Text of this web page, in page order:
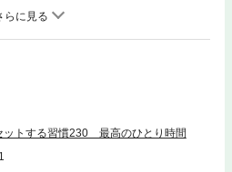
の機能が使用できません。家時間が楽し
ない食べ方5つのルール心と体の勤続疲
飯／お金の貯まる片づけ／女医さんの休
めぐり美人／週末台湾旅◆しっかり貯め
人生が変わった！ 働き女子の朝を大追
ットする習慣230 最高のひとり時間